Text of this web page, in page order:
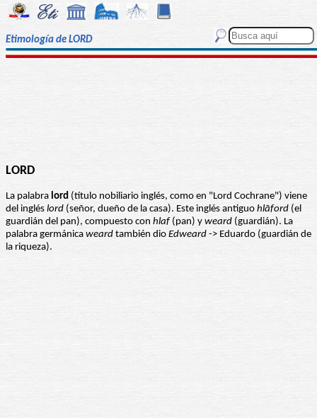
Etimología de LORD
LORD
La palabra lord (título nobiliario inglés, como en "Lord Cochrane") viene
del inglés lord (señor, dueño de la casa). Este inglés antiguo hlāford (el
guardián del pan), compuesto con hlaf (pan) y weard (guardián). La
palabra germánica weard también dio Edweard -> Eduardo (guardián de
la riqueza).